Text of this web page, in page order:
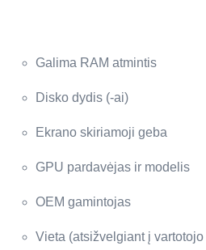
Galima RAM atmintis
Disko dydis (-ai)
Ekrano skiriamoji geba
GPU pardavėjas ir modelis
OEM gamintojas
Vieta (atsižvelgiant į